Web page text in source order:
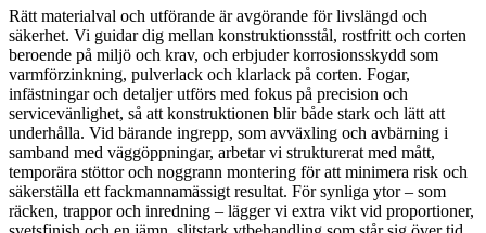
Rätt materialval och utförande är avgörande för livslängd och
säkerhet. Vi guidar dig mellan konstruktionsstål, rostfritt och corten
beroende på miljö och krav, och erbjuder korrosionsskydd som
varmförzinkning, pulverlack och klarlack på corten. Fogar,
infästningar och detaljer utförs med fokus på precision och
servicevänlighet, så att konstruktionen blir både stark och lätt att
underhålla. Vid bärande ingrepp, som avväxling och avbärning i
samband med väggöppningar, arbetar vi strukturerat med mått,
temporära stöttor och noggrann montering för att minimera risk och
säkerställa ett fackmannamässigt resultat. För synliga ytor – som
räcken, trappor och inredning – lägger vi extra vikt vid proportioner,